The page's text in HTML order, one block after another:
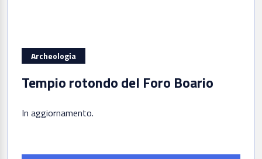
Archeologia
Tempio rotondo del Foro Boario
In aggiornamento